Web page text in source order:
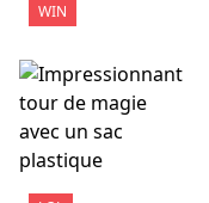
WIN